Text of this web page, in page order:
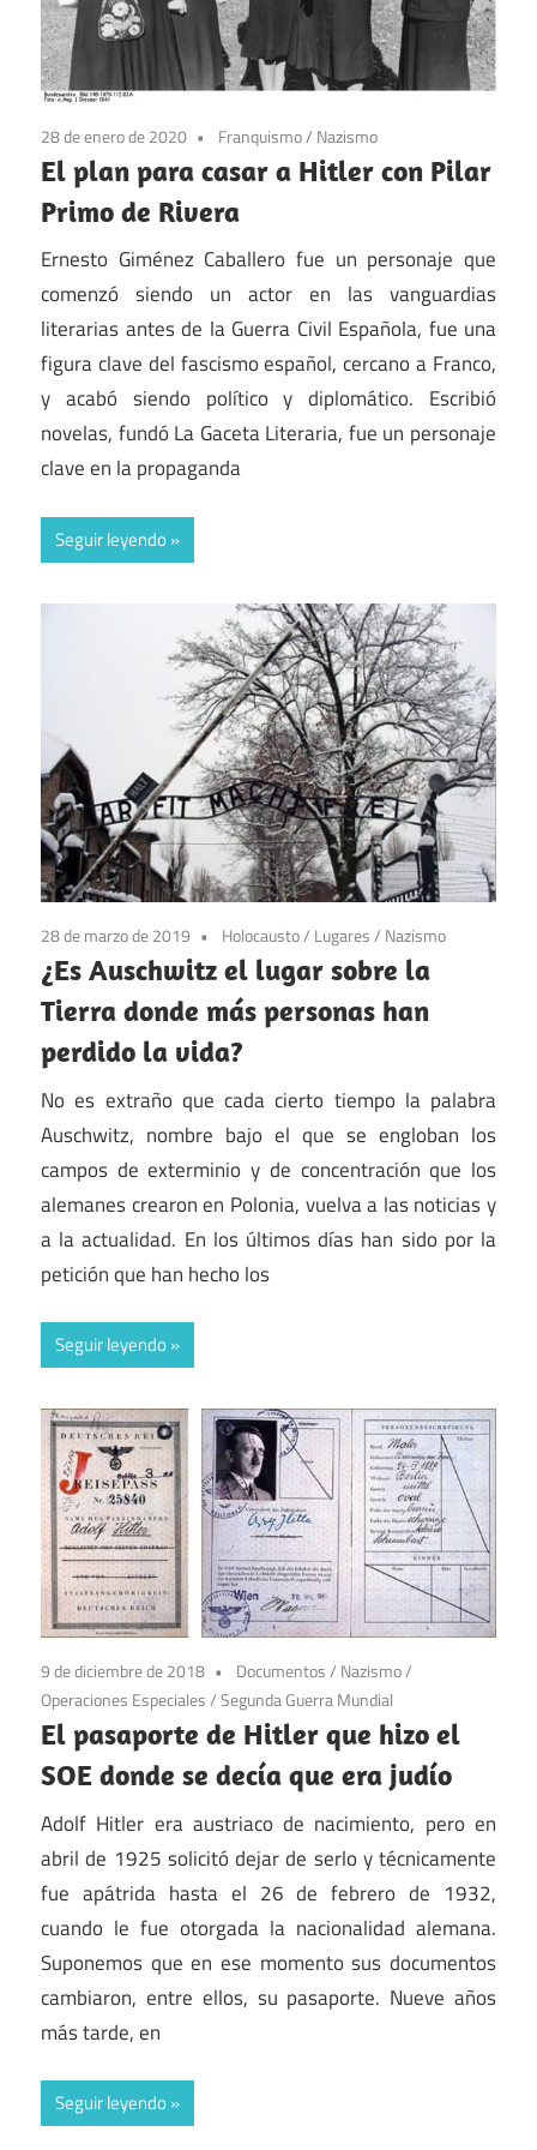
28 de enero de 2020 Franquismo/ Nazismo
El plan para casar a Hitler con Pilar
Primo de Rivera
Ernesto Giménez Caballero fue un personaje que
comenzó siendo un actor en las vanguardias
literarias antes de la Guerra Civil Española, fue una
figura clave del fascismo español, cercano a Franco,
y acabó siendo político y diplomático. Escribió
novelas, fundó La Gaceta Literaria, fue un personaje
clave en la propaganda
Seguir leyendo
28 de marzo de 2019 Holocausto/ Lugares/ Nazismo
¿Es Auschwitz el lugar sobre la
Tierra donde más personas han
perdido la vida?
No es extraño que cada cierto tiempo la palabra
Auschwitz, nombre bajo el que se engloban los
campos de exterminio y de concentración que los
alemanes crearon en Polonia, vuelva a las noticias y
a la actualidad. En los últimos días han sido por la
petición que han hecho los
Seguir leyendo
9 de diciembre de 2018 Documentos/ Nazismo/
Operaciones Especiales/Segunda Guerra Mundial
El pasaporte de Hitler que hizo el
SOE donde se decía que era judío
Adolf Hitler era austriaco de nacimiento, pero en
abril de 1925 solicitó dejar de serlo y técnicamente
fue apátrida hasta el 26 de febrero de 1932,
cuando le fue otorgada la nacionalidad alemana.
Suponemos que en ese momento sus documentos
cambiaron, entre ellos, su pasaporte. Nueve años
más tarde, en
Seguir leyendo